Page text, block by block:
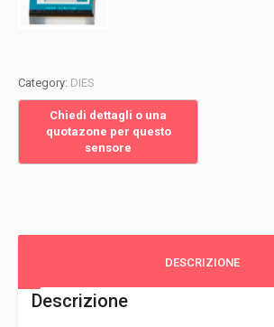
Category: DIES
DESCRIZIONE
Descrizione